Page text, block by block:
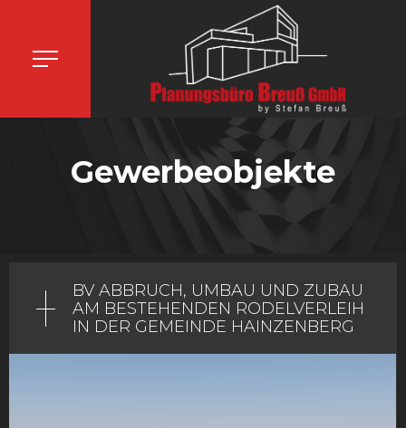
Gewerbeobjekte
BV ABBRUCH, UMBAU UND ZUBAU
AM BESTEHENDEN RODELVERLEIH
IN DER GEMEINDE HAINZENBERG